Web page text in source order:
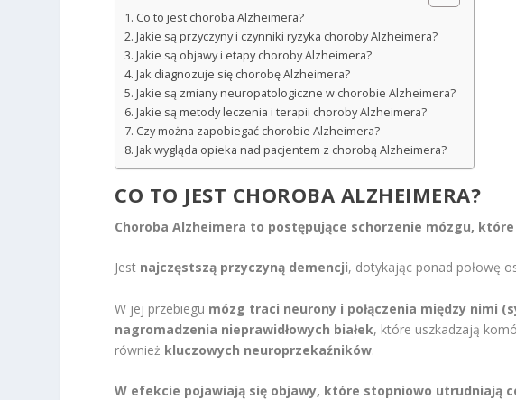
Co to jest choroba Alzheimera?
Jakie są przyczyny i czynniki ryzyka choroby Alzheimera?
Jakie są objawy i etapy choroby Alzheimera?
Jak diagnozuje się chorobę Alzheimera?
Jakie są zmiany neuropatologiczne w chorobie Alzheimera?
Jakie są metody leczenia i terapii choroby Alzheimera?
Czy można zapobiegać chorobie Alzheimera?
Jak wygląda opieka nad pacjentem z chorobą Alzheimera?
CO TO JEST CHOROBA ALZHEIMERA?
Choroba Alzheimera to postępujące schorzenie mózgu,
Jest najczęstszą przyczyną demencji, dotykając ponad połowę
W jej przebiegu mózg traci neurony i połączenia między nimi
nagromadzenia nieprawidłowych białek, które uszkadzają
również kluczowych neuroprzekaźników.
W efekcie pojawiają się objawy, które stopniowo utrudniają